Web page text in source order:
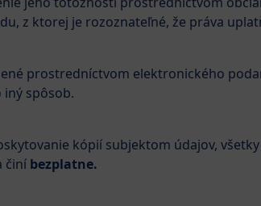
z ktorej je rozoznateľné, že práva
prostredníctvom elektronického
spôsob.
kópií subjektom údajov,
činí bezplatne.